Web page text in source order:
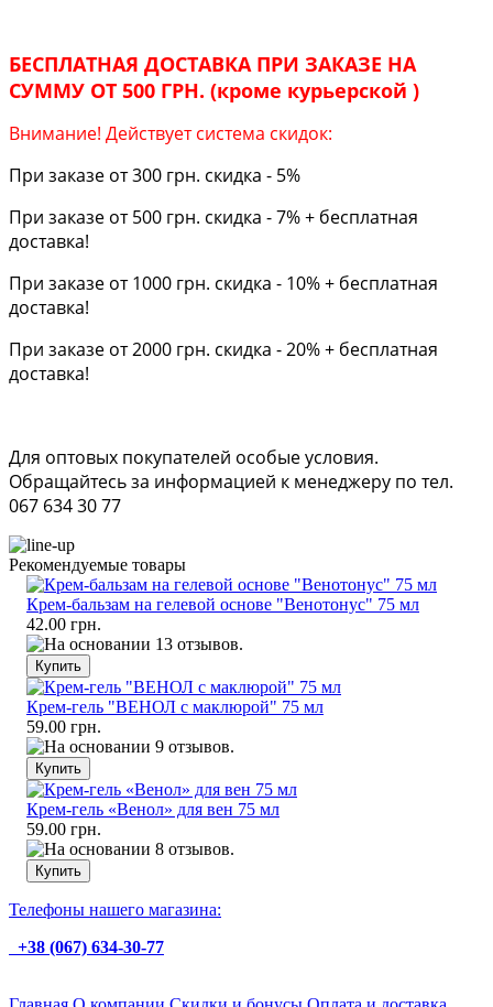
БЕСПЛАТНАЯ ДОСТАВКА ПРИ ЗАКАЗЕ НА
СУММУ ОТ 500 ГРН. (кроме курьерской )
Внимание! Действует система скидок:
При заказе от 300 грн. скидка - 5%
При заказе от 500 грн. скидка - 7% + бесплатная
доставка!
При заказе от 1000 грн. скидка - 10% + бесплатная
доставка!
При заказе от 2000 грн. скидка - 20% + бесплатная
доставка!
Для оптовых покупателей особые условия.
Обращайтесь за информацией к менеджеру по тел.
067 634 30 77
Рекомендуемые товары
Крем-бальзам на гелевой основе "Венотонус" 75 мл
42.00 грн.
Крем-гель "ВЕНОЛ с маклюрой" 75 мл
59.00 грн.
Крем-гель «Венол» для вен 75 мл
59.00 грн.
Телефоны нашего магазина:
+38 (067) 634-30-77